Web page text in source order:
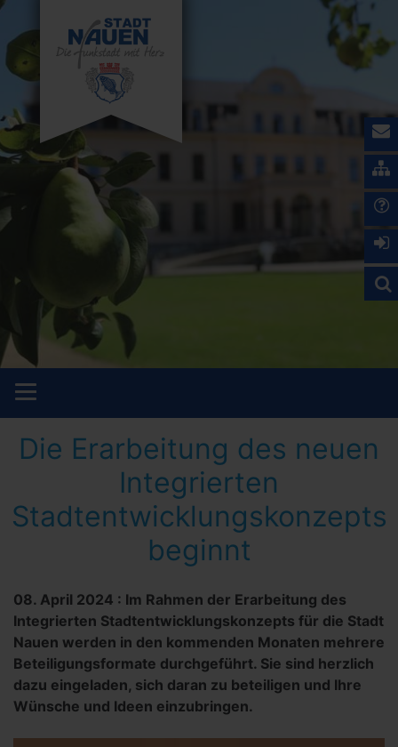
Die Erarbeitung des neuen
Integrierten
Stadtentwicklungskonzepts
beginnt
08. April 2024 : Im Rahmen der Erarbeitung des
Integrierten Stadtentwicklungskonzepts für die Stadt
Nauen werden in den kommenden Monaten mehrere
Beteiligungsformate durchgeführt. Sie sind herzlich
dazu eingeladen, sich daran zu beteiligen und Ihre
Wünsche und Ideen einzubringen.